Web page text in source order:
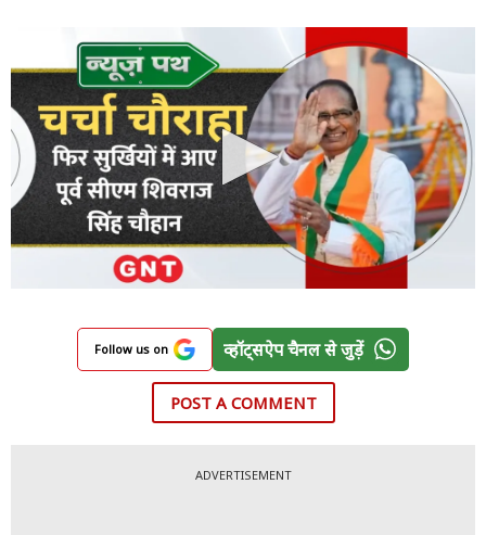
Follow us on व्हॉट्सऐप चैनल से जुड़ें
POST A COMMENT
ADVERTISEMENT